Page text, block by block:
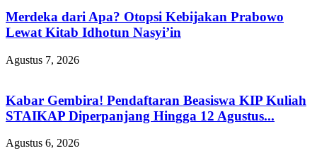
Merdeka dari Apa? Otopsi Kebijakan Prabowo
Lewat Kitab Idhotun Nasyi’in
Agustus 7, 2026
Kabar Gembira! Pendaftaran Beasiswa KIP Kuliah
STAIKAP Diperpanjang Hingga 12 Agustus...
Agustus 6, 2026